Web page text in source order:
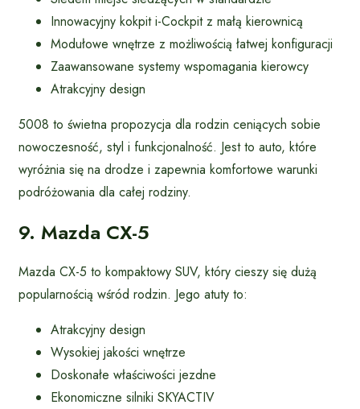
Innowacyjny kokpit i-Cockpit z małą kierownicą
Modułowe wnętrze z możliwością łatwej konfiguracji
Zaawansowane systemy wspomagania kierowcy
Atrakcyjny design
5008 to świetna propozycja dla rodzin ceniących sobie
nowoczesność, styl i funkcjonalność. Jest to auto, które
wyróżnia się na drodze i zapewnia komfortowe warunki
podróżowania dla całej rodziny.
9. Mazda CX-5
Mazda CX-5 to kompaktowy SUV, który cieszy się dużą
popularnością wśród rodzin. Jego atuty to:
Atrakcyjny design
Wysokiej jakości wnętrze
Doskonałe właściwości jezdne
Ekonomiczne silniki SKYACTIV